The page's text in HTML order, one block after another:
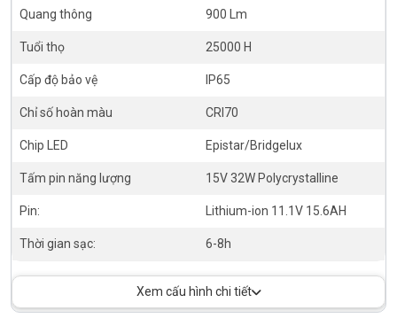
Quang thông 900 Lm
Tuổi thọ 25000 H
Cấp độ bảo vệ IP65
Chỉ số hoàn màu CRI70
Chip LED Epistar/Bridgelux
Tấm pin năng lượng 15V 32W Polycrystalline
Pin: Lithium-ion 11.1V 15.6AH
Thời gian sạc: 6-8h
Xem cấu hình chi tiết